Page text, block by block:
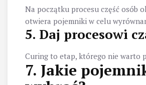
Na początku procesu część osób
otwiera pojemniki w celu
5. Daj procesowi
Curing to etap, którego nie warto
7. Jakie